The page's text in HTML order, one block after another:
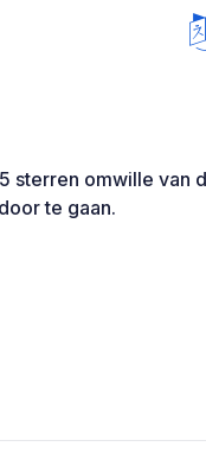
sterren omwille van
te gaan.